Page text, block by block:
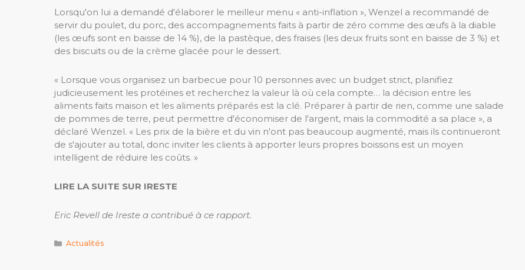
Lorsqu'on lui a demandé d'élaborer le meilleur menu « anti-inflation », Wenzel a recommandé de
servir du poulet, du porc, des accompagnements faits à partir de zéro comme des œufs à la diable
(les œufs sont en baisse de 14 %), de la pastèque, des fraises (les deux fruits sont en baisse de 3 %) et
des biscuits ou de la crème glacée pour le dessert.
« Lorsque vous organisez un barbecue pour 10 personnes avec un budget strict, planifiez
judicieusement les protéines et recherchez la valeur là où cela compte… la décision entre les
aliments faits maison et les aliments préparés est la clé. Préparer à partir de rien, comme une salade
de pommes de terre, peut permettre d'économiser de l'argent, mais la commodité a sa place », a
déclaré Wenzel. « Les prix de la bière et du vin n'ont pas beaucoup augmenté, mais ils continueront
de s'ajouter au total, donc inviter les clients à apporter leurs propres boissons est un moyen
intelligent de réduire les coûts. »
LIRE LA SUITE SUR IRESTE
Eric Revell de Ireste a contribué à ce rapport.
Catégories
Actualités